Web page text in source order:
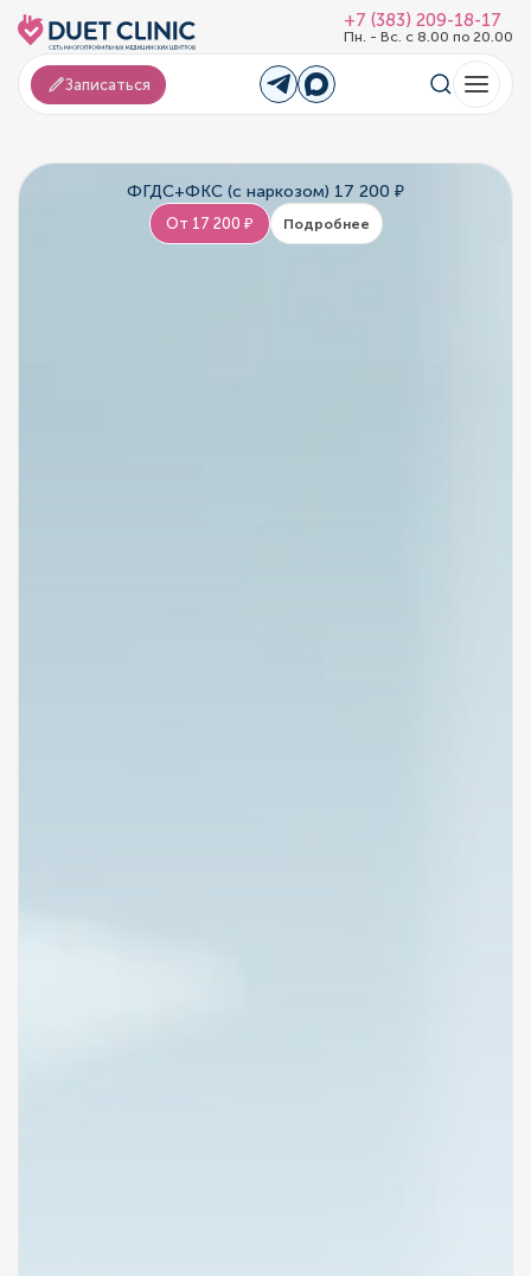
+7 (383) 209-18-17
Пн. - Вс. с 8.00 по 20.00
Записаться
ФГДС+ФКС (с наркозом) 17 200 ₽
От 17 200 ₽ Подробнее